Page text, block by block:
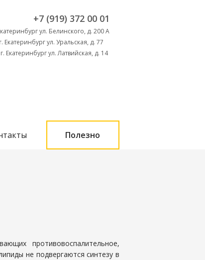
+7 (919) 372 00 01
ул. Белинского, д. 200 А
г. Екатеринбург ул. Уральская, д. 77
г. Екатеринбург ул. Латвийская, д. 14
Полезно
противовоспалительное,
не подвергаются синтезу в